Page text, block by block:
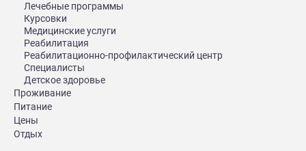
Лечебные программы
Курсовки
Медицинские услуги
Реабилитация
Реабилитационно-профилактический центр
Специалисты
Детское здоровье
Проживание
Питание
Цены
Отдых